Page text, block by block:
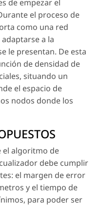
de empezar el
el proceso de
como una red
a la
le presentan. De esta
de densidad de
situando un
el espacio de
nodos donde los
el algoritmo de
debe cumplir
el margen de error
y el tiempo de
para poder ser